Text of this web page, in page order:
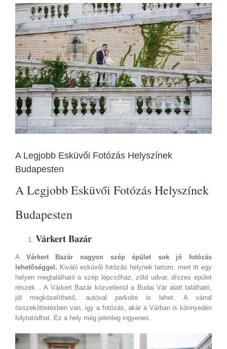
View
Larger
Image
A Legjobb Esküvői Fotózás Helyszínek
Budapesten
A Legjobb Esküvői Fotózás Helyszínek
Budapesten
Várkert Bazár
A Várkert Bazár
nagyon szép épület sok jó fotózás
lehetőséggel. Kiváló esküvői fotózás helynek tartom, mert itt egy
helyen megtalálható a szép lépcsőház, zöld udvar, díszes épület
részek… A Várkert Bazár közvetlenül a Budai Vár alatt található,
jól megközelíthető, autóval parkolni is lehet. A várral
összeköttetésben van, így a fotózás, akár a Várban is könnyedén
folytatódhat. Ez a hely még jelenleg ingyenes.